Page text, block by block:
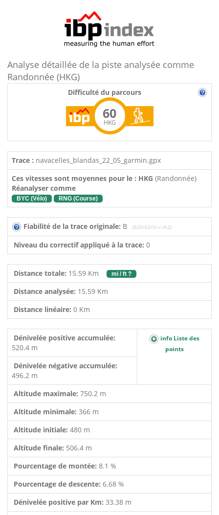
Analyse détaillée de la piste analysée comme
Randonnée (HKG)
Difficulté du parcours
60
HKG
Trace : navacelles_blandas_22_05_garmin.gpx
Ces vitesses sont moyennes pour le : HKG (Randonnée)
Réanalyser comme
BYC (Vélo) RNG (Course)
Fiabilité de la trace originale: B (520/62/0/-/-/62)
Niveau du correctif appliqué à la trace: 0
Distance totale: 15.59 Km mi / ft ?
Distance analysée: 15.59 Km
Distance linéaire: 0 Km
Dénivelée positive accumulée:
520.4 m
info Liste des
points
Dénivelée négative accumulée:
496.2 m
Altitude maximale: 750.2 m
Altitude minimale: 366 m
Altitude initiale: 480 m
Altitude finale: 506.4 m
Pourcentage de montée: 8.1 %
Pourcentage de descente: 6.68 %
Dénivelée positive par Km: 33.38 m